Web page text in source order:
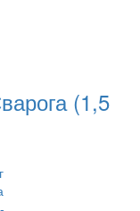
(1,5